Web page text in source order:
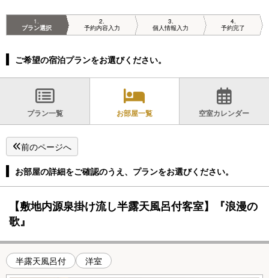
1
プラン選択
2
予約内容入力
3
個人情報入力
4
予約完了
ご希望の宿泊プランをお選びください。
プラン一覧 お部屋一覧 空室カレンダー
前のページへ
お部屋の詳細をご確認のうえ、プランをお選びください。
【敷地内源泉掛け流し半露天風呂付客室】『浪漫の
歌』
半露天風呂付 洋室